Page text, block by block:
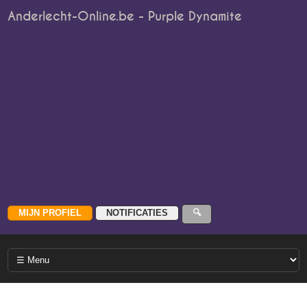
Anderlecht-Online.be - Purple Dynamite